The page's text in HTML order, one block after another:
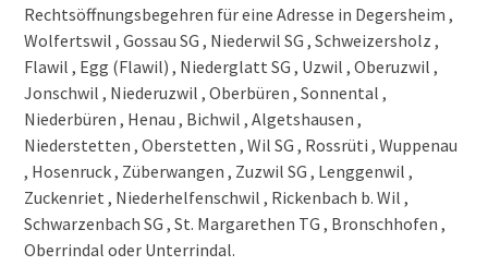
Rechtsöffnungsbegehren für eine Adresse in Degersheim ,
Wolfertswil , Gossau SG , Niederwil SG , Schweizersholz ,
Flawil , Egg (Flawil) , Niederglatt SG , Uzwil , Oberuzwil ,
Jonschwil , Niederuzwil , Oberbüren , Sonnental ,
Niederbüren , Henau , Bichwil , Algetshausen ,
Niederstetten , Oberstetten , Wil SG , Rossrüti , Wuppenau
, Hosenruck , Züberwangen , Zuzwil SG , Lenggenwil ,
Zuckenriet , Niederhelfenschwil , Rickenbach b. Wil ,
Schwarzenbach SG , St. Margarethen TG , Bronschhofen ,
Oberrindal oder Unterrindal.